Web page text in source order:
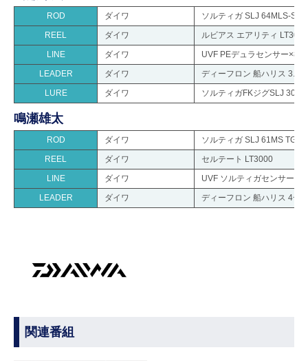
ROD ダイワ
ソルティガ SLJ 64MLS-SMT
REEL
ダイワ
ルビアス エアリティ LT3000
LINE
ダイワ
UVF PEデュラセンサー
LEADER
ダイワ
ディーフロン 船ハリス 3.5号
LURE
ダイワ ソルティガFKジグSLJ
鳴瀬雄太
ROD ダイワ
ソルティガ SLJ 61MS TG
REEL
ダイワ
セルテート LT3000
LINE
ダイワ
UVF ソルティガセンサー
LEADER
ダイワ ディーフロン 船ハリス 4号
関連番組